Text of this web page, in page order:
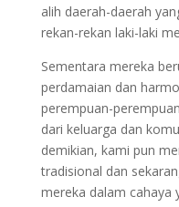
alih daerah-daerah
rekan-rekan laki-laki
Sementara mereka
perdamaian dan
perempuan-
dari keluarga dan
demikian, kami pun
tradisional dan
mereka dalam cahaya